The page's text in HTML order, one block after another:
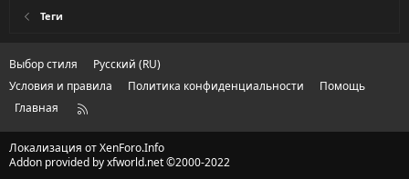
Теги
Выбор стиля
Русский (RU)
Условия и правила
Политика конфиденциальности
Помощь
Главная
R
Локализация отXenForo.Info
Addon provided by xfworld.net ©2000-2022